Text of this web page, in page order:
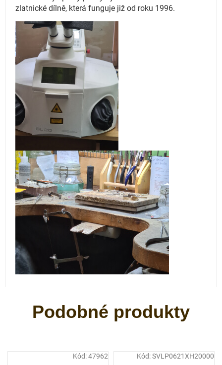
Kód:47962 Kód:SVLP0621XH20000
zlatnické dílně, která funguje již od roku 1996.